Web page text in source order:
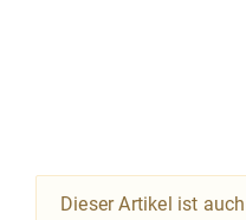
Dieser Artikel ist